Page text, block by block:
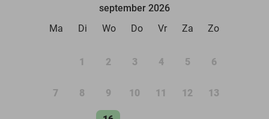
september 2026
Ma
Di Wo Do Vr Za Zo
1 2 3 4 5 6
7 8 9 10 11 12 13